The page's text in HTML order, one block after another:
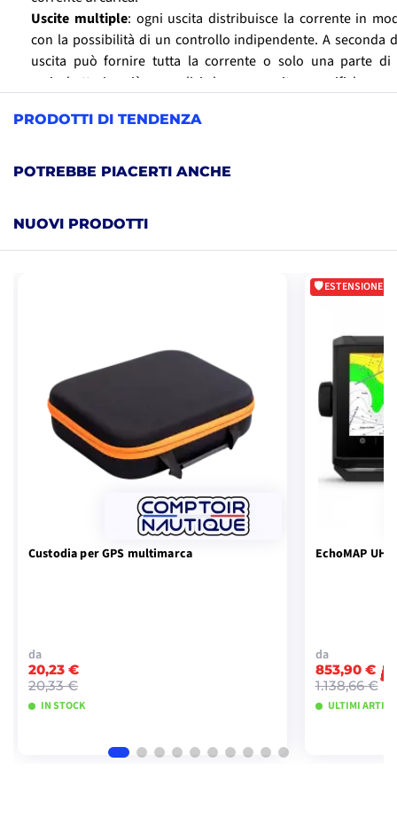
Uscite multiple: ogni uscita distribuisce la corrente in
con la possibilità di un controllo indipendente. A seconda
uscita può fornire tutta la corrente o solo una parte di
caricabatterie più semplici hanno uscite specifiche
I caricabatterie avanzati hanno diverse uscite
al gel, al litio, ecc.), semplificando l'installazione rispetto a
PRODOTTI DI TENDENZA
POTREBBE PIACERTI ANCHE
NUOVI PRODOTTI
Custodia per GPS multimarca
da
20,23 €
20,33 €
IN STOCK
ESTENSIONE DI
EchoMAP
da
853,90 €
1.138,66 €
ULTIMI